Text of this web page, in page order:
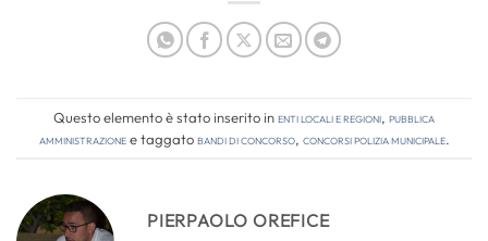
Questo elemento è stato inserito inEnti locali e regioni, Pubblica
amministrazionee taggatobandi di concorso, concorsi polizia municipale.
PIERPAOLO OREFICE